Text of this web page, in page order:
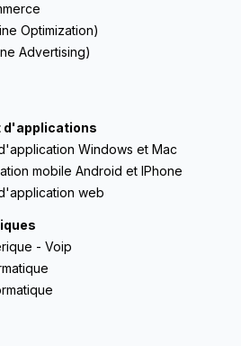
Optimization)
Advertising)
d'applications
Windows et Mac
mobile Android et IPhone
web
- Voip